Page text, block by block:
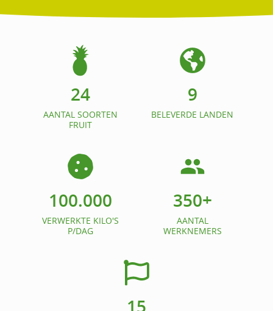
24
AANTAL SOORTEN
FRUIT
9
BELEVERDE LANDEN
100.000
VERWERKTE KILO'S
P/DAG
350+
AANTAL
WERKNEMERS
15